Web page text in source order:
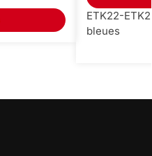
ETK22-
bleues